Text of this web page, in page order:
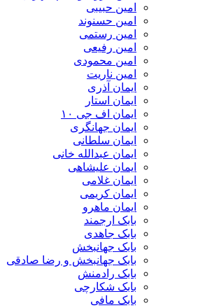
امین حبیبی
امین حسنوند
امین رستمی
امین رفیعی
امین محمودی
امین ناریت
ایمان آذری
ایمان استار
ایمان اف جی ۱۰
ایمان جهانگری
ایمان سلطانی
ایمان عبدالله خانی
ایمان علیشاهی
ایمان غلامی
ایمان کریمی
ایمان ماهرو
بابک ارجمند
بابک جاهدی
بابک جهانبخش
بابک جهانبخش و رضا صادقی
بابک رادمنش
بابک شکارچی
بابک مافی